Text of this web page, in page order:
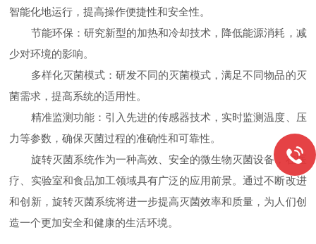
智能化地运行，提高操作便捷性和安全性。
节能环保：研究新型的加热和冷却技术，降低能源消耗，减
少对环境的影响。
多样化灭菌模式：研发不同的灭菌模式，满足不同物品的灭
菌需求，提高系统的适用性。
精准监测功能：引入先进的传感器技术，实时监测温度、压
力等参数，确保灭菌过程的准确性和可靠性。
旋转灭菌系统作为一种高效、安全的微生物灭菌设备，在医
疗、实验室和食品加工领域具有广泛的应用前景。通过不断改进
和创新，旋转灭菌系统将进一步提高灭菌效率和质量，为人们创
造一个更加安全和健康的生活环境。